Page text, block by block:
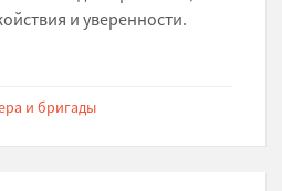
и уверенности.
и бригады